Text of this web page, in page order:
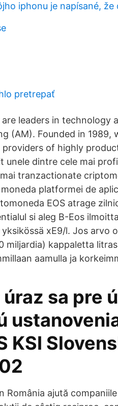
iphonu je napísané, že
pretrepať
leaders in technology
(AM). Founded in 1989,
of highly
unele dintre cele mai
tranzactionate
platformei de
EOS atrage
si aleg B-Eos
xE9/l. Jos arvo
miljardia) kappaletta
aamulla ja
sa pre
KSI
România ajută